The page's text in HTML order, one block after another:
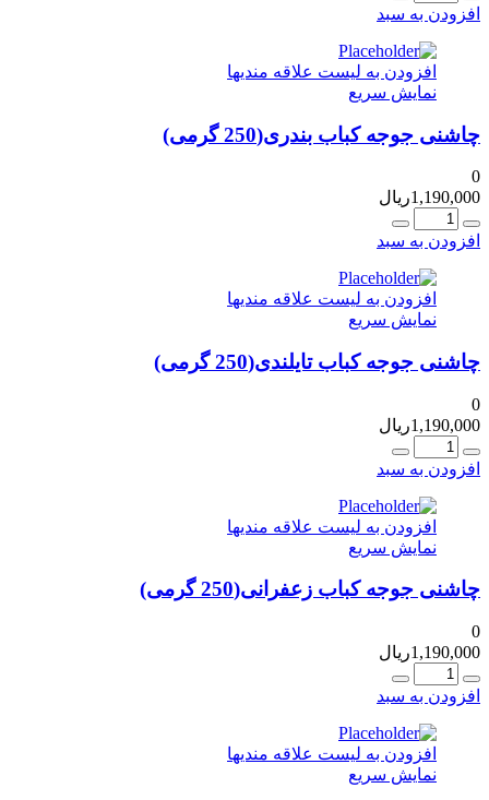
افزودن به سبد
افزودن به لیست علاقه مندیها
نمایش سریع
چاشنی جوجه کباب بندری(250 گرمی)
1,190,000 ریال
تعداد
افزودن به سبد
افزودن به لیست علاقه مندیها
نمایش سریع
چاشنی جوجه کباب تایلندی(250 گرمی)
1,190,000 ریال
تعداد
افزودن به سبد
افزودن به لیست علاقه مندیها
نمایش سریع
چاشنی جوجه کباب زعفرانی(250 گرمی)
1,190,000 ریال
تعداد
افزودن به سبد
افزودن به لیست علاقه مندیها
نمایش سریع